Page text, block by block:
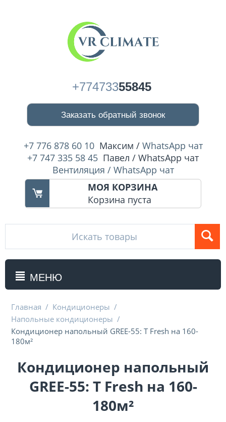
+77473355845
Заказать обратный звонок
+7 776 878 60 10 Максим / WhatsApp чат
+7 747 335 58 45 Павел / WhatsApp чат
Вентиляция / WhatsApp чат
МОЯ КОРЗИНА
Корзина пуста
МЕНЮ
Главная / Кондиционеры /
Напольные кондиционеры /
Кондиционер напольный GREE-55: T Fresh на 160-
180м²
Кондиционер напольный
GREE-55: T Fresh на 160-
180м²